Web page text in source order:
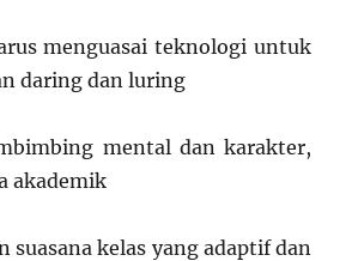
menguasai teknologi untuk
daring dan luring
mental dan karakter,
akademik
suasana kelas yang adaptif dan